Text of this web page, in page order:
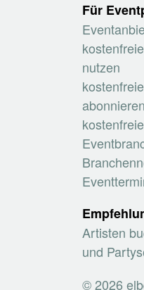
Für
nutzen
abonnieren
Artisten
und
© 2026